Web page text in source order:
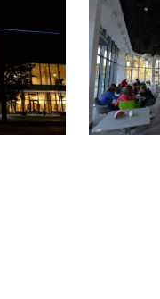
funkcjonowania
z oferowanych
przez Ciebie działania w
prywatności,
internetowej
personalizację
Ci większy komfort
poprzez dopasowanie jej